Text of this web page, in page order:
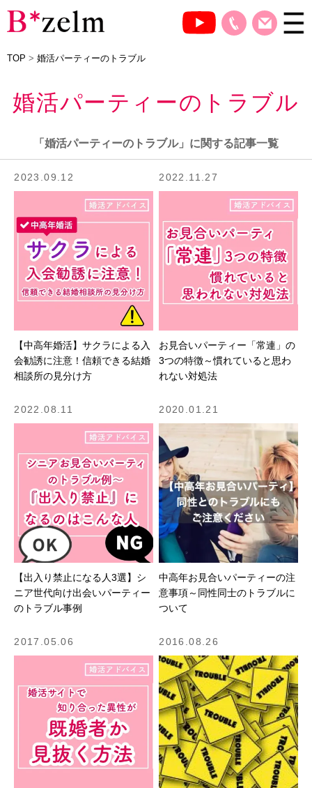
TOP > 婚活パーティーのトラブル
婚活パーティーのトラブル
「婚活パーティーのトラブル」に関する記事一覧
2023.09.12
【中高年婚活】サクラによる入
会勧誘に注意！信頼できる結婚
相談所の見分け方
2022.11.27
お見合いパーティー「常連」の
3つの特徴～慣れていると思わ
れない対処法
2022.08.11
【出入り禁止になる人3選】シ
ニア世代向け出会いパーティー
のトラブル事例
2020.01.21
中高年お見合いパーティーの注
意事項～同性同士のトラブルに
ついて
2017.05.06 2016.08.26